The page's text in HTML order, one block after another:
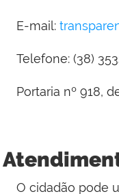
E-mail:
Telefone: (38)
Portaria nº 918,
O cidadão pode